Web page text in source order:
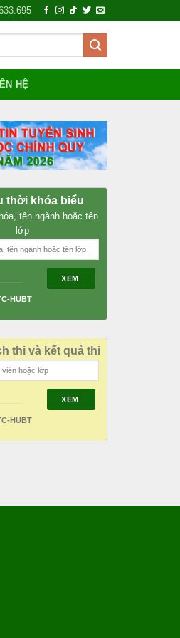
HỆ
thời khóa biểu
tên ngành hoặc tên
lớp
XEM
HUBT
thi và kết quả thi
XEM
HUBT